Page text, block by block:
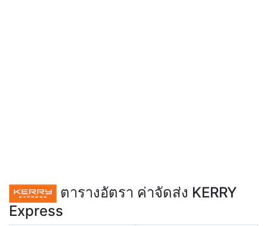
ตารางอัตรา ค่าจัดส่ง KERRY
Express